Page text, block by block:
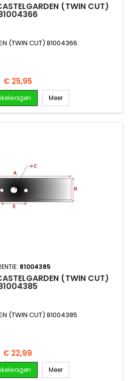
(TWIN CUT)
(TWIN CUT) 81004366
Prijs
€ 25,95
Meer
81004385
(TWIN CUT)
(TWIN CUT) 81004385
Prijs
€ 22,99
Meer